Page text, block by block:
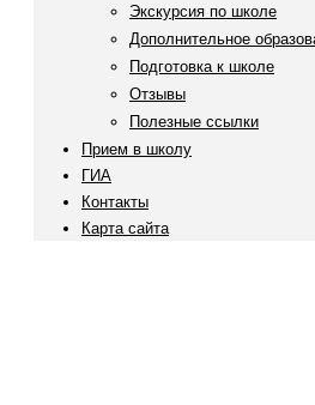
Экскурсия по школе
Дополнительное
Подготовка к школе
Отзывы
Полезные ссылки
Прием в школу
ГИА
Контакты
Карта сайта